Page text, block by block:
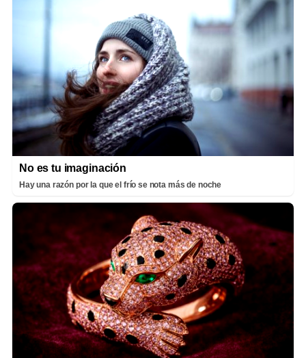
No es tu imaginación
Hay una razón por la que el frío se nota más de noche